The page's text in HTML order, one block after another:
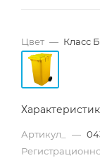
Цвет — Класс
Артикул_ —